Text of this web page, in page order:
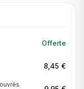
Offerte
8,45 €
ouvrés